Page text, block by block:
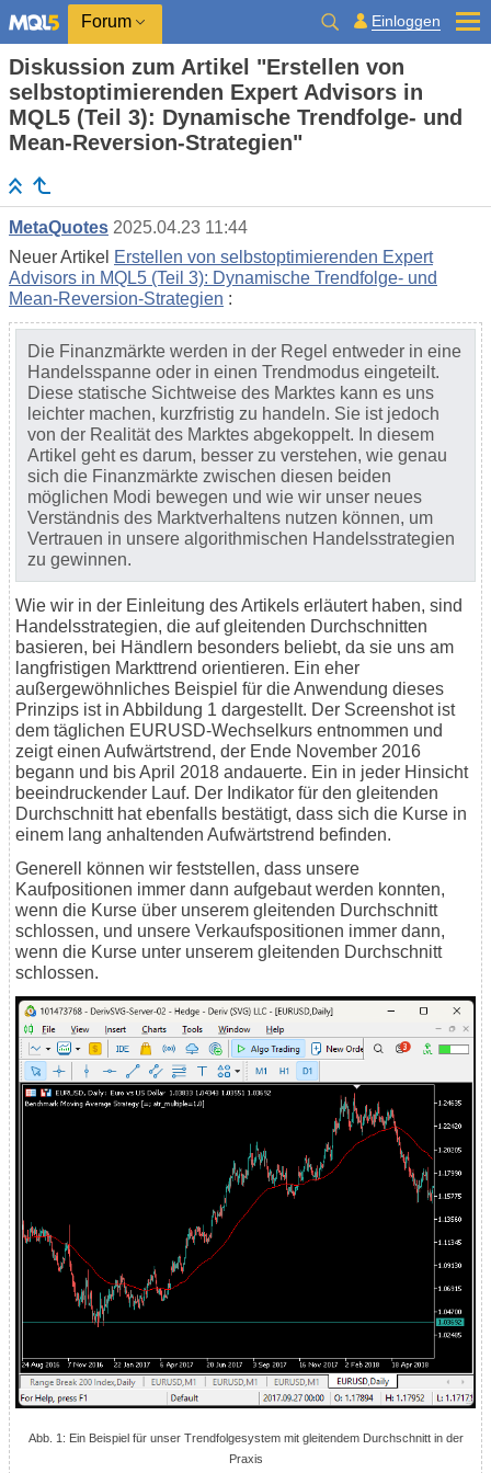
Forum Einloggen
Diskussion zum Artikel "Erstellen von
selbstoptimierenden Expert Advisors in
MQL5 (Teil 3): Dynamische Trendfolge- und
Mean-Reversion-Strategien"
MetaQuotes 2025.04.23 11:44
Neuer Artikel Erstellen von selbstoptimierenden Expert
Advisors in MQL5 (Teil 3): Dynamische Trendfolge- und
Mean-Reversion-Strategien :
Die Finanzmärkte werden in der Regel entweder in eine
Handelsspanne oder in einen Trendmodus eingeteilt.
Diese statische Sichtweise des Marktes kann es uns
leichter machen, kurzfristig zu handeln. Sie ist jedoch
von der Realität des Marktes abgekoppelt. In diesem
Artikel geht es darum, besser zu verstehen, wie genau
sich die Finanzmärkte zwischen diesen beiden
möglichen Modi bewegen und wie wir unser neues
Verständnis des Marktverhaltens nutzen können, um
Vertrauen in unsere algorithmischen Handelsstrategien
zu gewinnen.
Wie wir in der Einleitung des Artikels erläutert haben, sind
Handelsstrategien, die auf gleitenden Durchschnitten
basieren, bei Händlern besonders beliebt, da sie uns am
langfristigen Markttrend orientieren. Ein eher
außergewöhnliches Beispiel für die Anwendung dieses
Prinzips ist in Abbildung 1 dargestellt. Der Screenshot ist
dem täglichen EURUSD-Wechselkurs entnommen und
zeigt einen Aufwärtstrend, der Ende November 2016
begann und bis April 2018 andauerte. Ein in jeder Hinsicht
beeindruckender Lauf. Der Indikator für den gleitenden
Durchschnitt hat ebenfalls bestätigt, dass sich die Kurse in
einem lang anhaltenden Aufwärtstrend befinden.
Generell können wir feststellen, dass unsere
Kaufpositionen immer dann aufgebaut werden konnten,
wenn die Kurse über unserem gleitenden Durchschnitt
schlossen, und unsere Verkaufspositionen immer dann,
wenn die Kurse unter unserem gleitenden Durchschnitt
schlossen.
Abb. 1: Ein Beispiel für unser Trendfolgesystem mit gleitendem Durchschnitt in der
Praxis